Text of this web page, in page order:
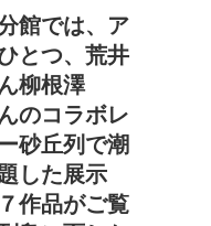
館では、ア
とつ、荒井
柳根澤
のコラボレ
砂丘列で潮
した展示
作品がご覧